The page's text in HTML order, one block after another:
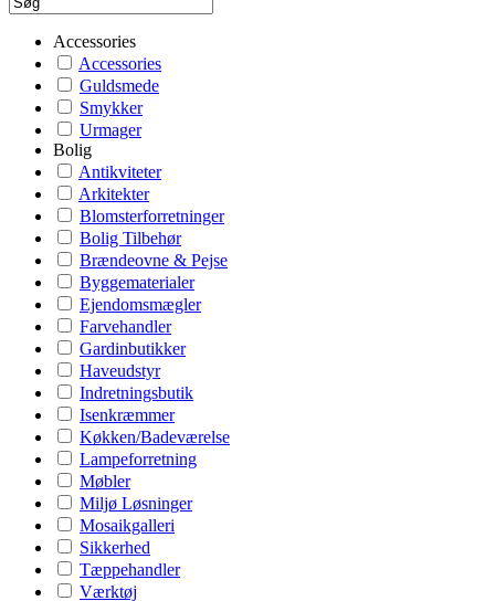
Accessories
Accessories
Guldsmede
Smykker
Urmager
Bolig
Antikviteter
Arkitekter
Blomsterforretninger
Bolig Tilbehør
Brændeovne & Pejse
Byggematerialer
Ejendomsmægler
Farvehandler
Gardinbutikker
Haveudstyr
Indretningsbutik
Isenkræmmer
Køkken/Badeværelse
Lampeforretning
Møbler
Miljø Løsninger
Mosaikgalleri
Sikkerhed
Tæppehandler
Værktøj